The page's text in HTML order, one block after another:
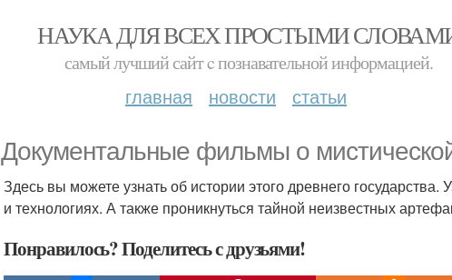
НАУКА ДЛЯ ВСЕХ ПРОСТЫМИ
самый лучший сайт c познавательной информацией.
главная новости статьи
Документальные фильмы о
Здесь вы можете узнать об истории этого древнего
и технологиях. А также проникнуться тайной неизвестных
Понравилось? Поделитесь с друзьями!